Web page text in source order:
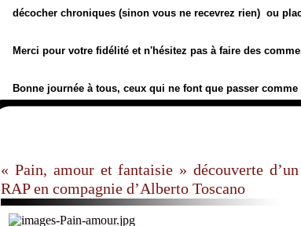
décocher chroniques (sinon vous ne recevrez rien) ou
Merci pour votre fidélité et n'hésitez pas à faire des
Bonne journée à tous, ceux qui ne font que passer
« Pain, amour et fantaisie » découverte
RAP en compagnie d’Alberto Toscano